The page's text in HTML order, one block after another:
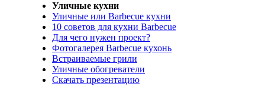
Уличные кухни
Уличные или Barbecue кухни
10 советов для кухни Barbecue
Для чего нужен проект?
Фотогалерея Barbecue кухонь
Встраиваемые грили
Уличные обогреватели
Скачать презентацию